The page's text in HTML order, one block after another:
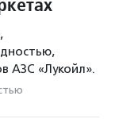
АЗС «Лукойл».